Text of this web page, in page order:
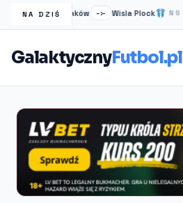
NA DZIŚ
Wisła Kraków –:– Wisla Plock NS
GalaktycznyFutbol.pl